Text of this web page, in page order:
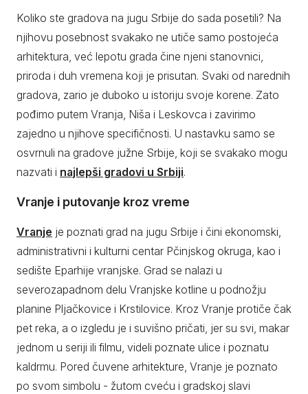
Koliko ste gradova na jugu Srbije do sada posetili? Na
njihovu posebnost svakako ne utiče samo postojeća
arhitektura, već lepotu grada čine njeni stanovnici,
priroda i duh vremena koji je prisutan. Svaki od narednih
gradova, zario je duboko u istoriju svoje korene. Zato
pođimo putem Vranja, Niša i Leskovca i zavirimo
zajedno u njihove specifičnosti. U nastavku samo se
osvrnuli na gradove južne Srbije, koji se svakako mogu
nazvati i najlepši gradovi u Srbiji.
Vranje i putovanje kroz vreme
Vranje je poznati grad na jugu Srbije i čini ekonomski,
administrativni i kulturni centar Pčinjskog okruga, kao i
sedište Eparhije vranjske. Grad se nalazi u
severozapadnom delu Vranjske kotline u podnožju
planine Pljačkovice i Krstilovice. Kroz Vranje protiče čak
pet reka, a o izgledu je i suvišno pričati, jer su svi, makar
jednom u seriji ili filmu, videli poznate ulice i poznatu
kaldrmu. Pored čuvene arhitekture, Vranje je poznato
po svom simbolu - žutom cveću i gradskoj slavi